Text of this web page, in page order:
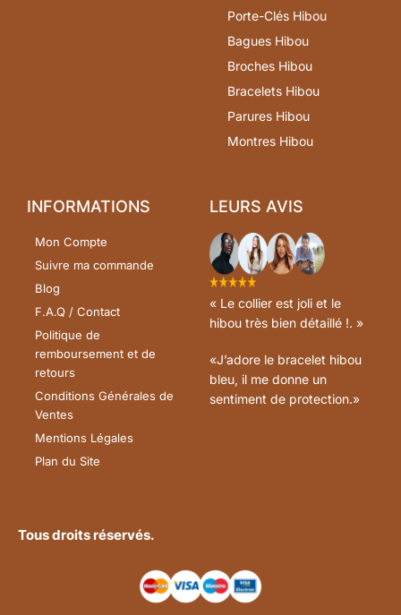
Porte-Clés Hibou
Bagues Hibou
Broches Hibou
Bracelets Hibou
Parures Hibou
Montres Hibou
INFORMATIONS
Mon Compte
Suivre ma commande
Blog
F.A.Q / Contact
Politique de
remboursement et de
retours
Conditions Générales de
Ventes
Mentions Légales
Plan du Site
LEURS AVIS
« Le collier est joli et le
hibou très bien détaillé !. »
«J’adore le bracelet hibou
bleu, il me donne un
sentiment de protection.»
Tous droits réservés.